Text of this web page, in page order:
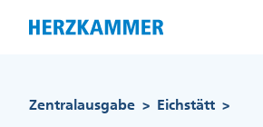
Zentralausgabe > Eichstätt >